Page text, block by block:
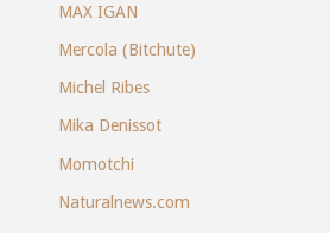
MAX IGAN
Mercola (Bitchute)
Michel Ribes
Mika Denissot
Momotchi
Naturalnews.com